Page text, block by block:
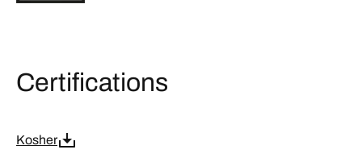
Certifications
Kosher